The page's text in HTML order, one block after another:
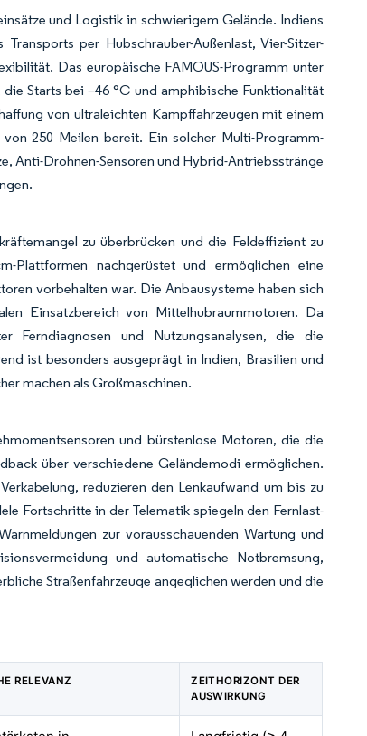
und Logistik in schwierigem Gelände. Indiens
per Hubschrauber-Außenlast, Vier-Sitzer-
Das europäische FAMOUS-Programm unter
Starts bei –46 °C und amphibische Funktionalität
von ultraleichten Kampffahrzeugen mit einem
250 Meilen bereit. Ein solcher Multi-Programm-
Anti-Drohnen-Sensoren und Hybrid-Antriebsstränge
zu überbrücken und die Feldeffizient zu
Plattformen nachgerüstet und ermöglichen eine
vorbehalten war. Die Anbausysteme haben sich
Einsatzbereich von Mittelhubraummotoren. Da
Ferndiagnosen und Nutzungsanalysen, die die
ist besonders ausgeprägt in Indien, Brasilien und
machen als Großmaschinen.
und bürstenlose Motoren, die die
über verschiedene Geländemodi ermöglichen.
reduzieren den Lenkaufwand um bis zu
Fortschritte in der Telematik spiegeln den Fernlast-
zur vorausschauenden Wartung und
und automatische Notbremsung,
Straßenfahrzeuge angeglichen werden und die
RELEVANZ
ZEITHORIZONT DER
AUSWIRKUNG